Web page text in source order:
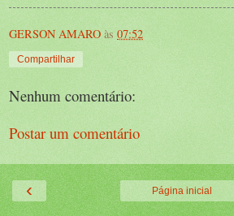
GERSON AMARO às 07:52
Compartilhar
Nenhum comentário:
Postar um comentário
‹ Página inicial